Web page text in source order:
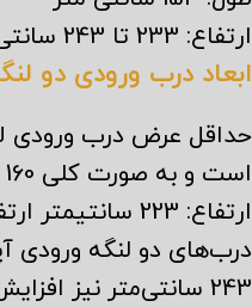
ارتفاع: 233 تا 243 سانتی متر
ابعاد درب ورودی دو
است و به صورت کلی 160 تا 180 سانتیمتر است.
ارتفاع: 223
درب‌های دو لنگه ورودی
243 سانتی‌متر نیز افزایش پیدا میکند.